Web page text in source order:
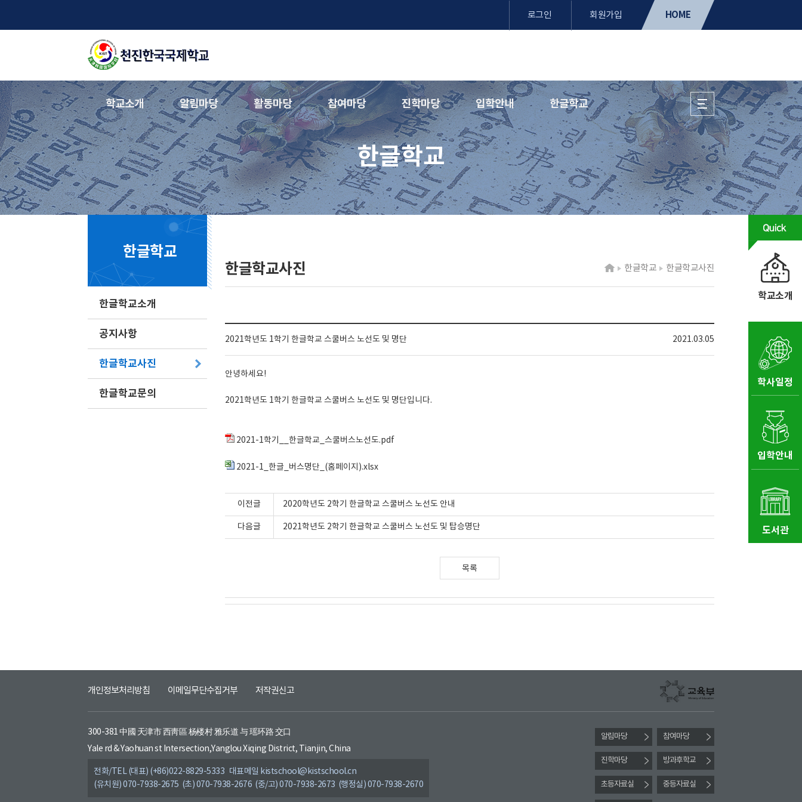
로그인 회원가입 HOME
학교소개 알림마당 활동마당 참여마당 진학마당 입학안내 한글학교
한글학교
한글학교
한글학교소개
공지사항
한글학교사진
한글학교문의
한글학교사진 한글학교 한글학교사진
2021학년도 1학기 한글학교 스쿨버스 노선도 및 명단 2021.03.05
안녕하세요!
2021학년도 1학기 한글학교 스쿨버스 노선도 및 명단입니다.
2021-1학기__한글학교_스쿨버스노선도.pdf
2021-1_한글_버스명단_(홈페이지).xlsx
이전글 2020학년도 2학기 한글학교 스쿨버스 노선도 안내
다음글 2021학년도 2학기 한글학교 스쿨버스 노선도 및 탑승명단
목록
학교소개
학사일정
입학안내
도서관
개인정보처리방침 이메일무단수집거부 저작권신고
300-381 中國 天津市 西靑區 杨楼村 雅乐道 与 瑶环路 交口
Yale rd & Yaohuan st Intersection,Yanglou Xiqing District, Tianjin, China
전화/TEL (대표) (+86)022-8829-5333 대표메일 kistschool@kistschool.cn
(유치원) 070-7938-2675 (초) 070-7938-2676 (중/고) 070-7938-2673 (행정실) 070-7938-2670
알림마당 참여마당
진학마당 방과후학교
초등자료실 중등자료실